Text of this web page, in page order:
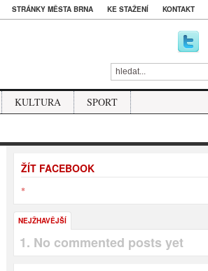
STRÁNKY MĚSTA BRNA KE STAŽENÍ KONTAKT
KULTURA SPORT
ŽÍT FACEBOOK
*
NEJŽHAVĚJŠÍ
No commented posts yet